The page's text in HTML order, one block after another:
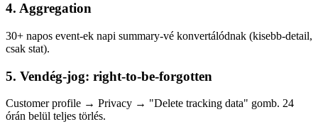
4. Aggregation
30+ napos event-ek napi summary-vé konvertálódnak (kisebb-detail,
csak stat).
5. Vendég-jog: right-to-be-forgotten
Customer profile → Privacy → "Delete tracking data" gomb. 24
órán belül teljes törlés.